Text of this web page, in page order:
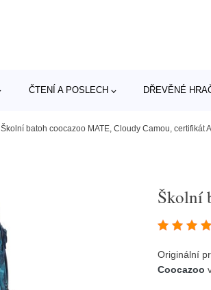
ČTENÍ A POSLECH DŘEVĚNÉ
Školní batoh coocazoo MATE, Cloudy Camou, certifikát
Školní
Originální
Coocazoo